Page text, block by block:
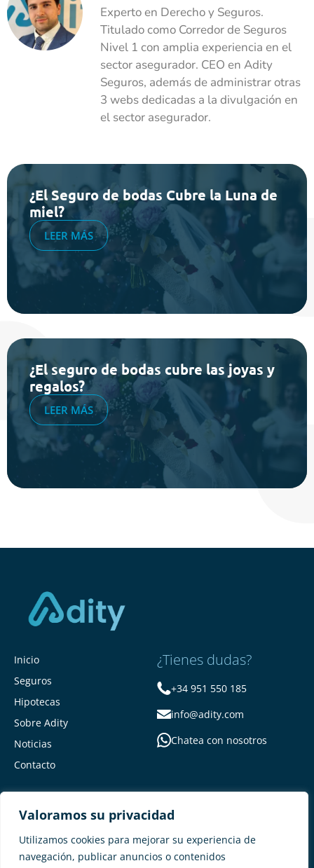
Valoramos su privacidad
Utilizamos cookies para mejorar su experiencia de
navegación, publicar anuncios o contenidos
Experto en Derecho y Seguros.
Titulado como Corredor de Seguros
Nivel 1 con amplia experiencia en el
sector asegurador. CEO en Adity
Seguros, además de administrar otras
3 webs dedicadas a la divulgación en
el sector asegurador.
¿El Seguro de bodas Cubre la Luna de
miel?
LEER MÁS
¿El seguro de bodas cubre las joyas y
regalos?
LEER MÁS
Inicio
Seguros
Hipotecas
Sobre Adity
Noticias
Contacto
¿Tienes dudas?
+34 951 550 185
info@adity.com
Chatea con nosotros